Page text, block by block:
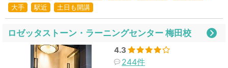
大手
駅近 土日も開講
ロゼッタストーン・ラーニングセンター 梅田校
4.3
244件